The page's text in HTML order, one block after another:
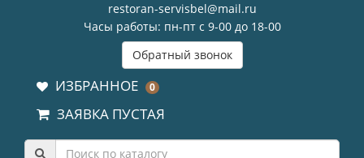
restoran-servisbel@mail.ru
Часы работы: пн-пт с 9-00 до 18-00
Обратный звонок
ИЗБРАННОЕ 0
ЗАЯВКА ПУСТАЯ